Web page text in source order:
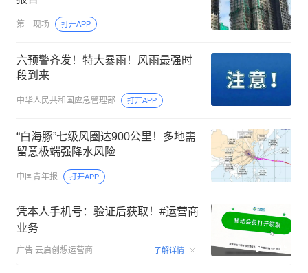
第一现场 打开APP
六预警齐发！特大暴雨！风雨最强时
段到来
中华人民共和国应急管理部 打开APP
“白海豚”七级风圈达900公里！多地需
留意极端强降水风险
中国青年报 打开APP
凭本人手机号：验证后获取！#运营商
业务
广告 云启创想运营商 了解详情 00:15